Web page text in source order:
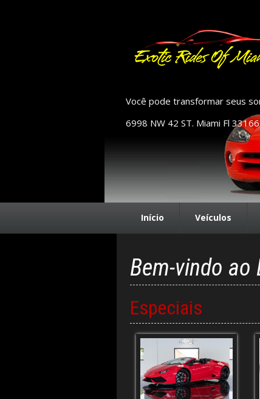
Você pode transformar seus
6998 NW 42 ST. Miami Fl 33166
Início Veículos
Bem-vindo
Especiais